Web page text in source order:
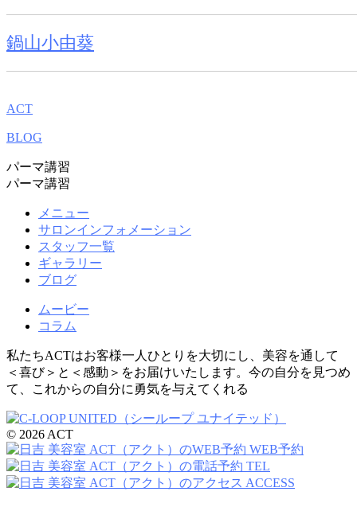
鍋山小由葵
ACT
BLOG
パーマ講習
パーマ講習
メニュー
サロンインフォメーション
スタッフ一覧
ギャラリー
ブログ
ムービー
コラム
私たちACTはお客様一人ひとりを大切にし、美容を通して
＜喜び＞と＜感動＞をお届けいたします。今の自分を見つめ
て、これからの自分に勇気を与えてくれる
© 2026 ACT
WEB予約
TEL
ACCESS